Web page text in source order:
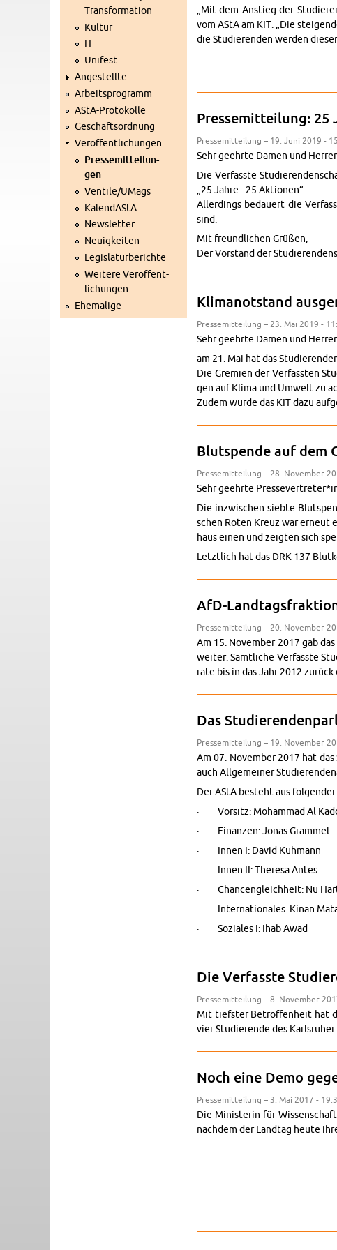
Trans­for­ma­ti­on
Kul­tur
IT
Uni­fest
An­ge­stell­te
Ar­beits­pro­gramm
AStA-Pro­to­kol­le
Ge­schäfts­ord­nung
Ver­öf­fent­li­chun­gen
Pres­se­mit­tei­lun­
gen
Ven­ti­le/UMags
Ka­len­dAStA
News­let­ter
Neu­ig­kei­ten
Le­gis­la­tur­be­rich­te
Wei­te­re Ver­öf­fent­
li­chun­gen
Ehe­ma­li­ge
„Mit dem An­stieg der
vom AStA am KIT. „Die
die Stu­die­ren­den wer­den
Pres­se­mit­tei­lung: 25
Pres­se­mit­tei­lung – 19. Juni 2019 -
Sehr ge­ehr­te Damen und
Die Ver­fass­te
„25 Jahre - 25 Ak­tio­nen“.
Al­ler­dings be­dau­ert die
sind.
Mit freund­li­chen Grü­ßen,
Der Vor­stand der
Kli­ma­not­stand
Pres­se­mit­tei­lung – 23. Mai 2019 -
Sehr ge­ehr­te Damen und
am 21. Mai hat das
Die Gre­mi­en der Ver­fass­ten
gen auf Klima und Um­welt zu
Zudem wurde das KIT dazu
Blut­spen­de auf dem
Pres­se­mit­tei­lung – 28. No­vem­ber
Sehr ge­ehr­te
Die in­zwi­schen sieb­te
schen Roten Kreuz war er­neut
haus einen und zeig­ten sich
Letzt­lich hat das DRK 137
AfD-
Pres­se­mit­tei­lung – 20. No­vem­ber
Am 15. No­vem­ber 2017 gab
wei­ter. Sämt­li­che Ver­fass­te
ra­te bis in das Jahr 2012
Das
Pres­se­mit­tei­lung – 19. No­vem­ber
Am 07. No­vem­ber 2017 hat
auch All­ge­mei­ner
Der AStA be­steht aus
· Vor­sitz: Mo­ham­mad Al
· Fi­nan­zen: Jonas Gram­mel
· Innen I: David Kuh­mann
· Innen II: The­re­sa Antes
· Chan­cen­gleich­heit: Nu
· In­ter­na­tio­na­les: Kinan
· So­zia­les I: Ihab Awad
Die Ver­fass­te
Pres­se­mit­tei­lung – 8. No­vem­ber
Mit tiefs­ter Be­trof­fen­heit hat
vier Stu­die­ren­de des
Noch eine Demo
Pres­se­mit­tei­lung – 3. Mai 2017 -
Die Mi­nis­te­rin für
nach­dem der Land­tag heute